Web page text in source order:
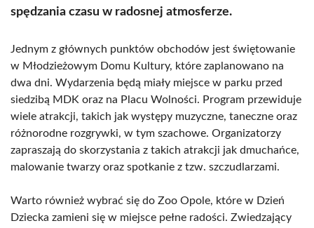
spędzania czasu w radosnej atmosferze.
Jednym z głównych punktów obchodów jest świętowanie
w Młodzieżowym Domu Kultury, które zaplanowano na
dwa dni. Wydarzenia będą miały miejsce w parku przed
siedzibą MDK oraz na Placu Wolności. Program przewiduje
wiele atrakcji, takich jak występy muzyczne, taneczne oraz
różnorodne rozgrywki, w tym szachowe. Organizatorzy
zapraszają do skorzystania z takich atrakcji jak dmuchańce,
malowanie twarzy oraz spotkanie z tzw. szczudlarzami.
Warto również wybrać się do Zoo Opole, które w Dzień
Dziecka zamieni się w miejsce pełne radości. Zwiedzający